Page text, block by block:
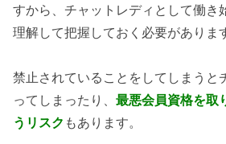
すから、チャットレディとして働き
理解して把握しておく必要がありま
禁止されていることをしてしまうと
ってしまったり、 最悪会員資格を取
うリスク もあります。